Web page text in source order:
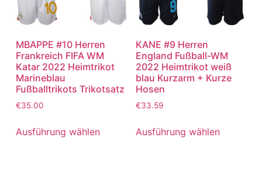
MBAPPE #10 Herren
Frankreich FIFA WM
Katar 2022 Heimtrikot
Marineblau
Fußballtrikots Trikotsatz
€35.00
Ausführung wählen
KANE #9 Herren
England Fußball-WM
2022 Heimtrikot weiß
blau Kurzarm + Kurze
Hosen
€33.59
Ausführung wählen